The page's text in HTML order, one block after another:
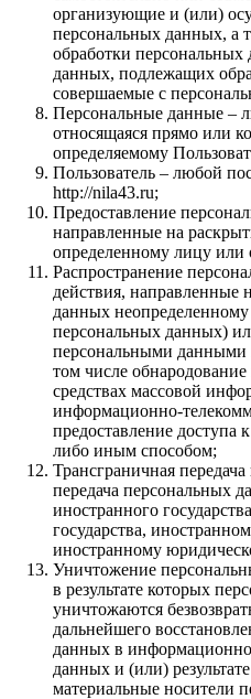
организующие и (или)
персональных данных, а
обработки
данных, подлежащих
совершаемые с
Персональные данные –
относящаяся прямо или
определяемому
Пользователь – любой
http://nila43.ru;
Предоставление
направленные на
определенному лицу или
Распространение
действия, направленные
данных неопределенному
персональных данных)
персональными данными
том числе
средствах массовой
информационно-
предоставление
либо иным способом;
Трансграничная
передача персональных
иностранного
государства,
иностранному
Уничтожение
в результате которых
уничтожаются
дальнейшего
данных в
данных и (или)
материальные носители